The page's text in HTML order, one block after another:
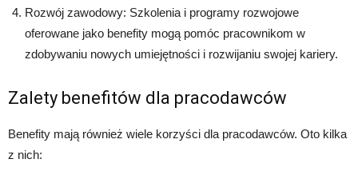
Rozwój zawodowy: Szkolenia i programy rozwojowe
oferowane jako benefity mogą pomóc pracownikom w
zdobywaniu nowych umiejętności i rozwijaniu swojej kariery.
Zalety benefitów dla pracodawców
Benefity mają również wiele korzyści dla pracodawców. Oto kilka
z nich: